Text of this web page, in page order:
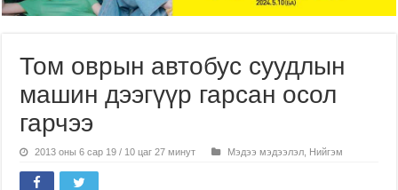
Том оврын автобус суудлын
машин дээгүүр гарсан осол
гарчээ
2013 оны 6 сар 19 / 10 цаг 27 минут Мэдээ мэдээлэл Нийгэм